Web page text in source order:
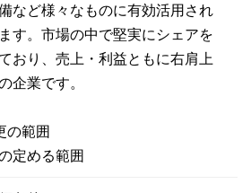
など様々なものに有効活用され
す。市場の中で堅実にシェアを
おり、売上・利益ともに右肩上
企業です。
の範囲
定める範囲